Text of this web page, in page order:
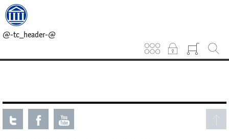
@-tc_header-@
@-tc_breadcrumb-@
Keinen aktuellen Kurs gefunden.